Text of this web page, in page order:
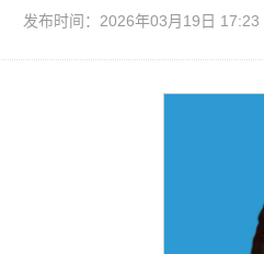
发布时间：2026年03月19日 17:23